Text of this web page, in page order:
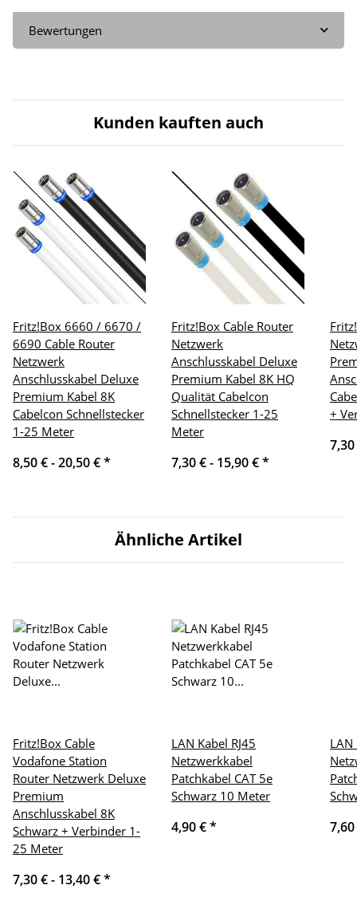
Bewertungen
Kunden kauften auch
Fritz!Box 6660 / 6670 /
6690 Cable Router
Netzwerk
Anschlusskabel Deluxe
Premium Kabel 8K
Cabelcon Schnellstecker
1-25 Meter
8,50 € -20,50 €*
Fritz!Box Cable Router
Netzwerk
Anschlusskabel Deluxe
Premium Kabel 8K HQ
Qualität Cabelcon
Schnellstecker 1-25
Meter
7,30 € - 15,90 €*
+
Ähnliche Artikel
Fritz!Box Cable
Vodafone Station
Router Netzwerk Deluxe
Premium
Anschlusskabel 8K
Schwarz + Verbinder 1-
25 Meter
7,30 € - 13,40 €*
LAN Kabel RJ45
Netzwerkkabel
Patchkabel CAT 5e
Schwarz 10 Meter
4,90 €*
LAN